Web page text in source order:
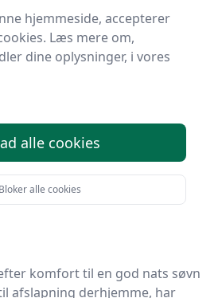
Natdragt
- 130 på
ultimative guide omnatdragter
på en rejse gennem alt, du
vidunderlige del af nattøjet.
komfort til en god nats søvn
afslapning derhjemme, har
hjemmeside, accepterer
Læs mere om,
dine oplysninger, i vores
alle cookies
Bloker alle cookies